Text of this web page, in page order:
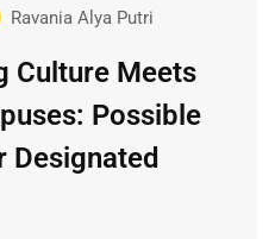
Ravania Alya Putri
Culture Meets
Possible
Designated